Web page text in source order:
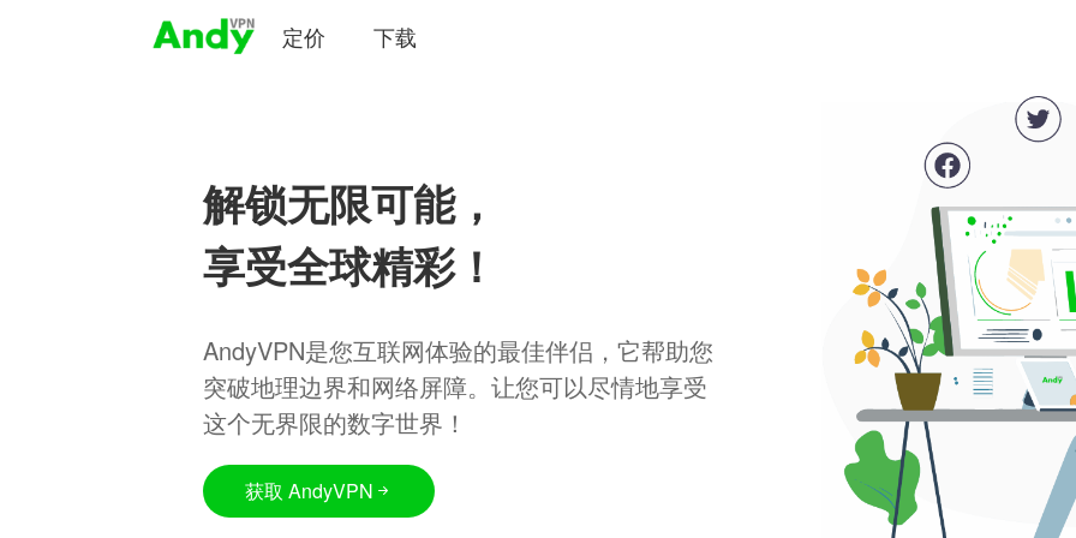
定价 下载
解锁无限可能，
享受全球精彩！
AndyVPN是您互联网体验的最佳伴侣，它帮助您
突破地理边界和网络屏障。让您可以尽情地享受
这个无界限的数字世界！
获取 AndyVPN